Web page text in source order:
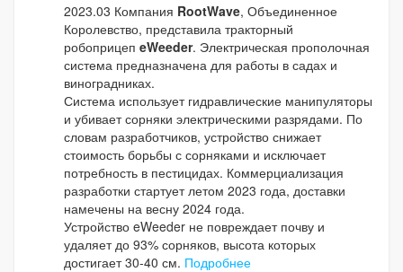
2023.03 Компания RootWave, Объединенное
Королевство, представила тракторный
робоприцеп eWeeder. Электрическая прополочная
система предназначена для работы в садах и
виноградниках.
Система использует гидравлические манипуляторы
и убивает сорняки электрическими разрядами. По
словам разработчиков, устройство снижает
стоимость борьбы с сорняками и исключает
потребность в пестицидах. Коммерциализация
разработки стартует летом 2023 года, доставки
намечены на весну 2024 года.
Устройство eWeeder не повреждает почву и
удаляет до 93% сорняков, высота которых
достигает 30-40 см. Подробнее